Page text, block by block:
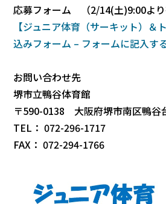
応募フォーム （2/14(土)9:00より
【ジュニア体育（サーキット）＆
込みフォーム – フォーム​に記入す
お問い合わせ先
堺市立鴨谷体育館
〒590-0138 大阪府堺市南区鴨谷
TEL： 072-296-1717
FAX： 072-294-1766